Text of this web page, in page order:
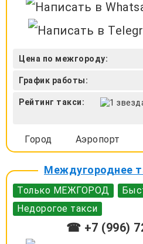
Цена по межгороду:
График работы:
Рейтинг такси:
Город Аэропорт
Междугороднее
Только МЕЖГОРОД
Недорогое такси
☎ +7 (996)